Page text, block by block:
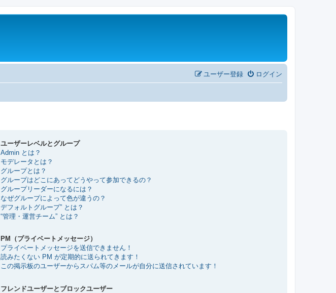
ログイン
ユーザー登録
ユーザーレベルとグループ
Admin とは？
モデレータとは？
グループとは？
グループはどこにあってどうやって参加できるの？
グループリーダーになるには？
なぜグループによって色が違うの？
デフォルトグループ” とは？
“管理・運営チーム” とは？
PM（プライベートメッセージ）
プライベートメッセージを送信できません！
読みたくない PM が定期的に送られてきます！
この掲示板のユーザーからスパム等のメールが自分に送信されています！
フレンドユーザーとブロックユーザー